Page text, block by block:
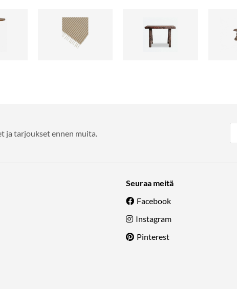
ja tarjoukset ennen muita.
Seuraa meitä
Facebook
Instagram
Pinterest